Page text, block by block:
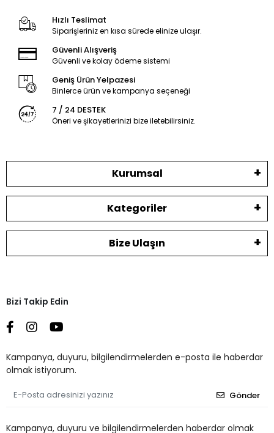
Hızlı Teslimat
Siparişleriniz en kısa sürede elinize ulaşır.
Güvenli Alışveriş
Güvenli ve kolay ödeme sistemi
Geniş Ürün Yelpazesi
Binlerce ürün ve kampanya seçeneği
7 / 24 DESTEK
Öneri ve şikayetlerinizi bize iletebilirsiniz.
Kurumsal
Kategoriler
Bize Ulaşın
Bizi Takip Edin
Kampanya, duyuru, bilgilendirmelerden e-posta ile haberdar
olmak istiyorum.
Gönder
Kampanya, duyuru ve bilgilendirmelerden haberdar olmak